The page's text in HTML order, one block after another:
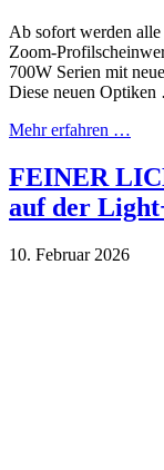
Ab sofort werden
Zoom-
700W Serien mit
Diese neuen
Mehr erfahren …
FEINER
auf der
10. Februar 2026